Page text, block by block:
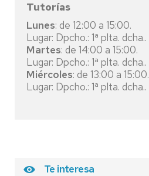
Tutorías
Lunes: de 12:00 a 15:00.
Lugar: Dpcho.: 1ª plta. dcha..
Martes: de 14:00 a 15:00.
Lugar: Dpcho.: 1ª plta. dcha..
Miércoles: de 13:00 a 15:00.
Lugar: Dpcho.: 1ª plta. dcha..
Te interesa